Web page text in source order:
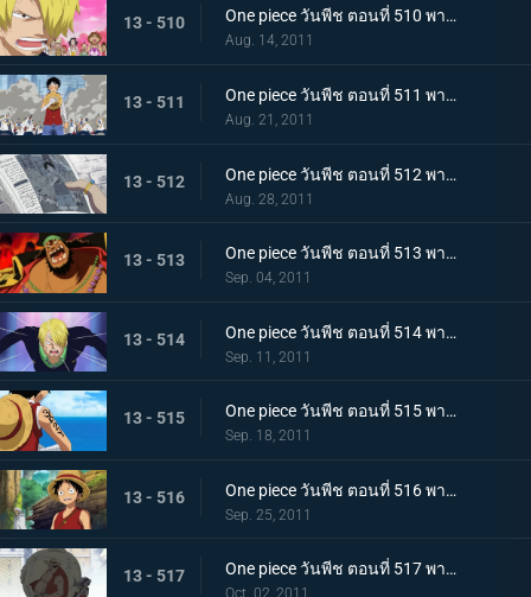
13 - 510 One piece วันพีช ตอนที่ 510 พากย์ไทย ความทรมานของซันจิ! ราชินีผู้กลับคืนสู่อาณาจักร
Aug. 14, 2011
13 - 511 One piece วันพีช ตอนที่ 511 พากย์ไทย การขึ้นฝั่งอีกครั้งที่น่าเหลือเชื่อ! ลูฟี่ ไปยังศูนย์ใหญ่กองทัพเรือ!
Aug. 21, 2011
13 - 512 One piece วันพีช ตอนที่ 512 พากย์ไทย จงไปถึงพรรคพวก!! ข่าวใหญ่ที่ดังไปทั่วโลก
Aug. 28, 2011
13 - 513 One piece วันพีช ตอนที่ 513 พากย์ไทย เหล่าโจรสลัดเคลื่อนไหว!!! นิวเวิลด์เริ่มสั่นสะเทือน!
Sep. 04, 2011
13 - 514 One piece วันพีช ตอนที่ 514 พากย์ไทย เอาชีวิตรอดจากขุมนรก!!! การดวลที่เดิมพันด้วยความเป็นชายของซันจิ
Sep. 11, 2011
13 - 515 One piece วันพีช ตอนที่ 515 พากย์ไทย ต้องเก่งยิ่งขึ้นไปอีก!! คำสาบานของโซโลต่อกัปตัน!
Sep. 18, 2011
13 - 516 One piece วันพีช ตอนที่ 516 พากย์ไทย ลูฟี่เริ่มฝึกวิชา! ไปยังสถานที่แห่งสัญญาใน 2 ปีให้หลัง
Sep. 25, 2011
13 - 517 One piece วันพีช ตอนที่ 517 พากย์ไทย เปิดม่านบทใหม่! กลุ่มหมวกฟางรวมตัวกันอีกครั้ง